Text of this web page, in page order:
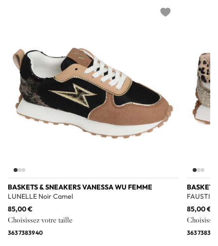
BASKETS & SNEAKERS VANESSA WU FEMME
LUNELLE Noir Camel
85,00 €
Choisissez votre taille
3637383940
85,00 €
36373839